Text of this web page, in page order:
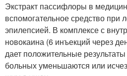
Экстракт пассифлоры в
вспомогательное средство при
эпилепсией. В комплексе с
новокаина (6 инъекций через
дает положительные
больных уменьшаются или